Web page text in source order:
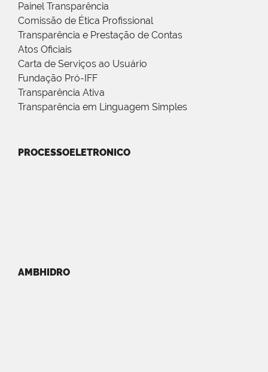
Painel Transparência
Comissão de Ética Profissional
Transparência e Prestação de Contas
Atos Oficiais
Carta de Serviços ao Usuário
Fundação Pró-IFF
Transparência Ativa
Transparência em Linguagem Simples
PROCESSOELETRONICO
AMBHIDRO